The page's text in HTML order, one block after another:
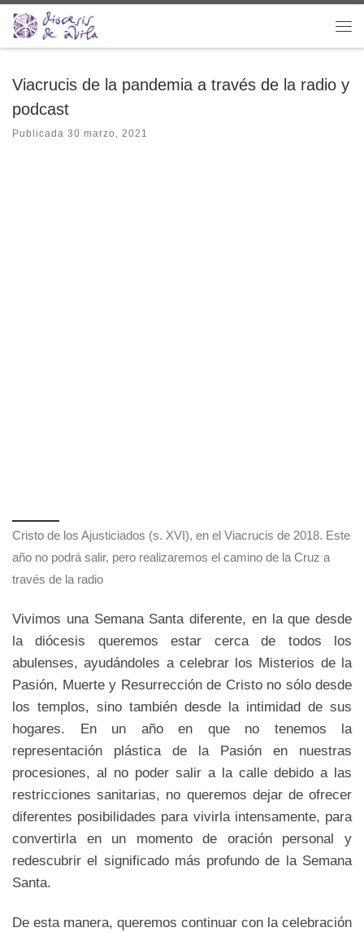
Saltar al contenido
Viacrucis de la pandemia a través de la radio y
podcast
Publicada 30 marzo, 2021
Cristo de los Ajusticiados (s. XVI), en el Viacrucis de 2018. Este
año no podrá salir, pero realizaremos el camino de la Cruz a
través de la radio
Vivimos una Semana Santa diferente, en la que desde
la diócesis queremos estar cerca de todos los
abulenses, ayudándoles a celebrar los Misterios de la
Pasión, Muerte y Resurrección de Cristo no sólo desde
los templos, sino también desde la intimidad de sus
hogares. En un año en que no tenemos la
representación plástica de la Pasión en nuestras
procesiones, al no poder salir a la calle debido a las
restricciones sanitarias, no queremos dejar de ofrecer
diferentes posibilidades para vivirla intensamente, para
convertirla en un momento de oración personal y
redescubrir el significado más profundo de la Semana
Santa.
De esta manera, queremos continuar con la celebración